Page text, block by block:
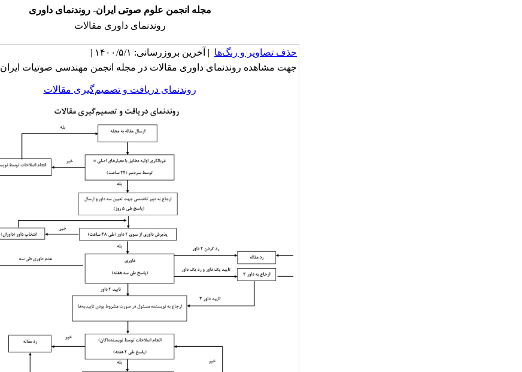
مجله انجمن علوم صوتی ایران- روندنمای داوری
روندنمای داوری مقالات
حذف تصاویر و رنگ‌ها | آخرین بروزرسانی: ۱۴۰۰/۵/۱ |
جهت مشاهده روندنمای داوری مقالات در مجله انجمن مهندسی صوتیات ایران
روندنمای دریافت و تصمیم‌گیری مقالات